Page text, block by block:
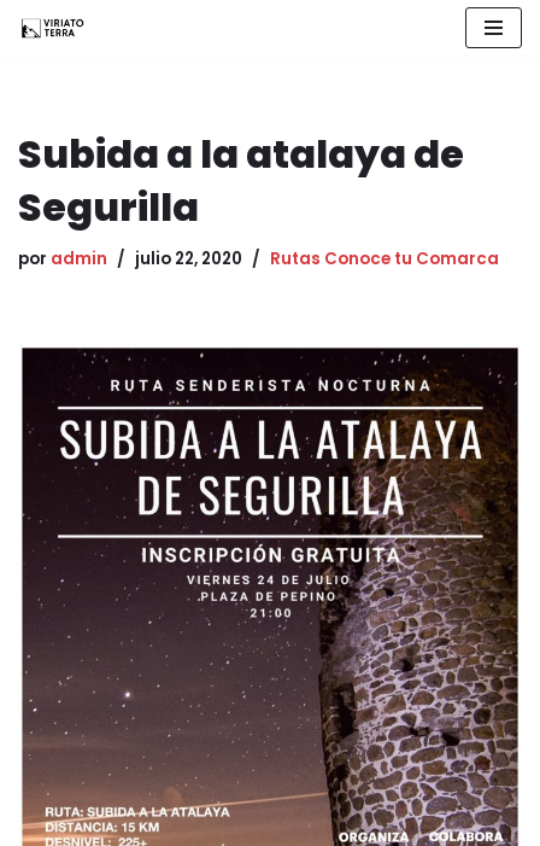
Subida a la atalaya de
Segurilla
por admin julio 22, 2020 Rutas Conoce tu Comarca